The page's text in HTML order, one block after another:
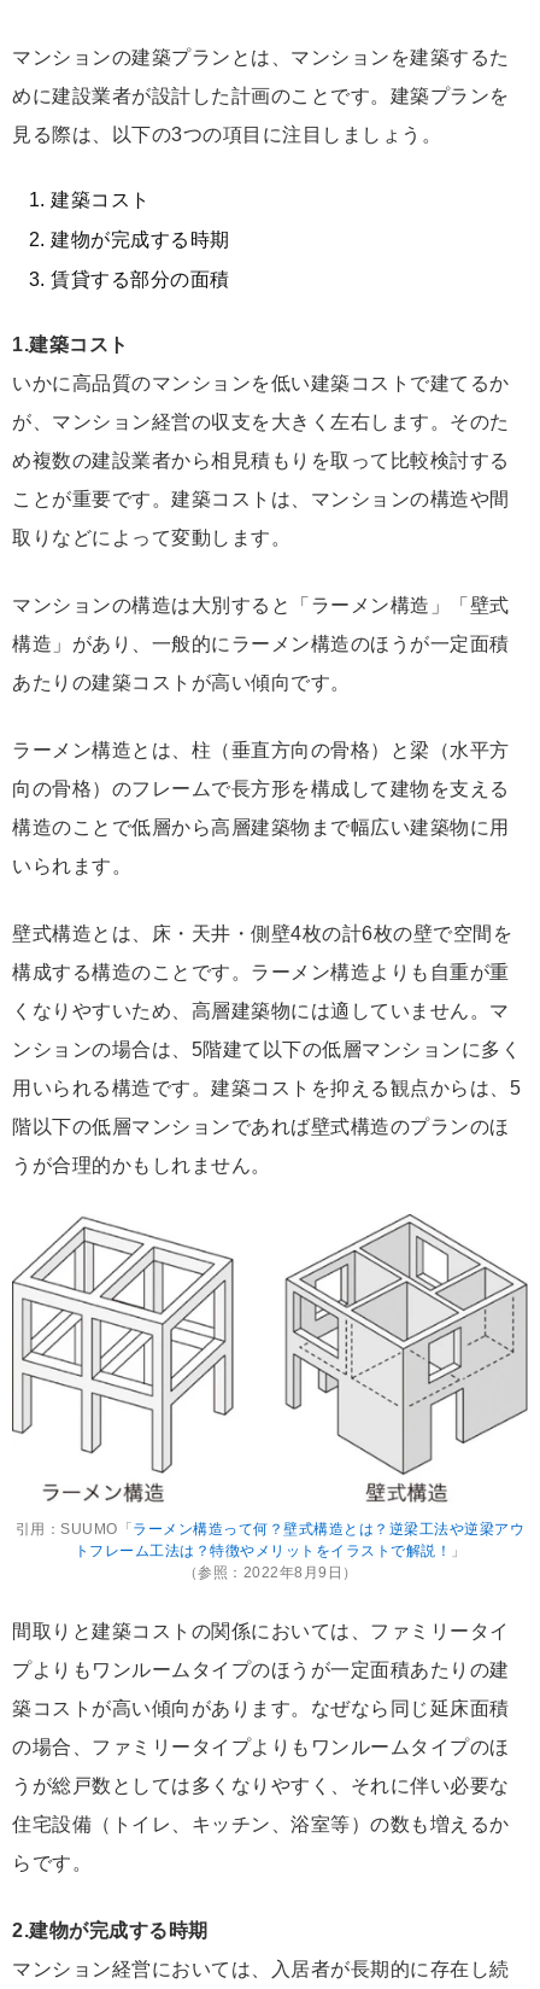
マンションの建築プランとは、マンションを建築するた
めに建設業者が設計した計画のことです。建築プランを
見る際は、以下の3つの項目に注目しましょう。
建築コスト
建物が完成する時期
賃貸する部分の面積
1.建築コスト
いかに高品質のマンションを低い建築コストで建てるか
が、マンション経営の収支を大きく左右します。そのた
め複数の建設業者から相見積もりを取って比較検討する
ことが重要です。建築コストは、マンションの構造や間
取りなどによって変動します。
マンションの構造は大別すると「ラーメン構造」「壁式
構造」があり、一般的にラーメン構造のほうが一定面積
あたりの建築コストが高い傾向です。
ラーメン構造とは、柱（垂直方向の骨格）と梁（水平方
向の骨格）のフレームで長方形を構成して建物を支える
構造のことで低層から高層建築物まで幅広い建築物に用
いられます。
壁式構造とは、床・天井・側壁4枚の計6枚の壁で空間を
構成する構造のことです。ラーメン構造よりも自重が重
くなりやすいため、高層建築物には適していません。マ
ンションの場合は、5階建て以下の低層マンションに多く
用いられる構造です。建築コストを抑える観点からは、5
階以下の低層マンションであれば壁式構造のプランのほ
うが合理的かもしれません。
引用：SUUMO「 ラーメン構造って何？壁式構造とは？逆梁工法や逆梁アウ
トフレーム工法は？特徴やメリットをイラストで解説！
」
（参照：2022年8月9日）
間取りと建築コストの関係においては、ファミリータイ
プよりもワンルームタイプのほうが一定面積あたりの建
築コストが高い傾向があります。なぜなら同じ延床面積
の場合、ファミリータイプよりもワンルームタイプのほ
うが総戸数としては多くなりやすく、それに伴い必要な
住宅設備（トイレ、キッチン、浴室等）の数も増えるか
らです。
2.建物が完成する時期
マンション経営においては、入居者が長期的に存在し続